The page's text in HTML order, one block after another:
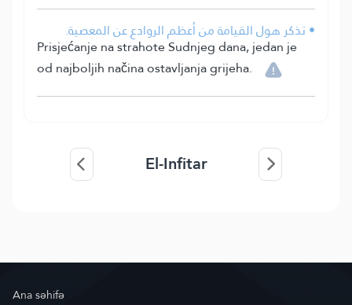
• تذكر هول القيامة من أعظم الروادع عن المعصية.
Prisjećanje na strahote Sudnjeg dana, jedan je
od najboljih načina ostavljanja grijeha.
El-Infitar
Ana səhifə